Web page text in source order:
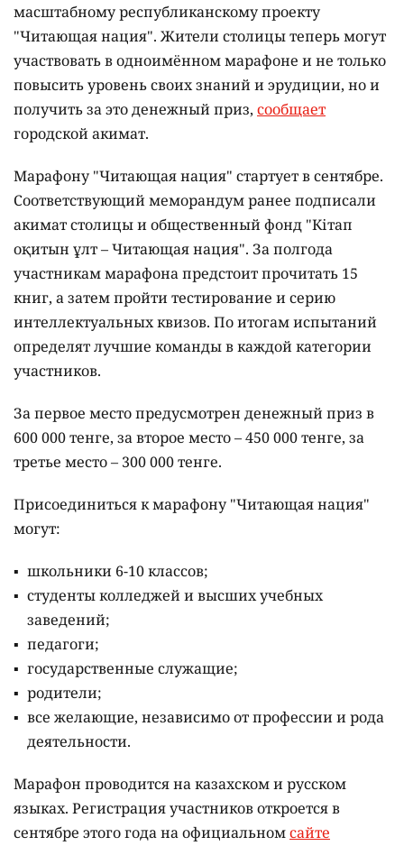
масштабному республиканскому проекту
"Читающая нация". Жители столицы теперь могут
участвовать в одноимённом марафоне и не только
повысить уровень своих знаний и эрудиции, но и
получить за это денежный приз, сообщает
городской акимат.
Марафону "Читающая нация" стартует в сентябре.
Соответствующий меморандум ранее подписали
акимат столицы и общественный фонд "Кітап
оқитын ұлт – Читающая нация". За полгода
участникам марафона предстоит прочитать 15
книг, а затем пройти тестирование и серию
интеллектуальных квизов. По итогам испытаний
определят лучшие команды в каждой категории
участников.
За первое место предусмотрен денежный приз в
600 000 тенге, за второе место – 450 000 тенге, за
третье место – 300 000 тенге.
Присоединиться к марафону "Читающая нация"
могут:
школьники 6-10 классов;
студенты колледжей и высших учебных
заведений;
педагоги;
государственные служащие;
родители;
все желающие, независимо от профессии и рода
деятельности.
Марафон проводится на казахском и русском
языках. Регистрация участников откроется в
сентябре этого года на официальномсайте